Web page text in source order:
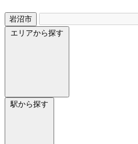
岩沼市
エリアから探す
駅から探す